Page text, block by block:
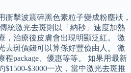
衝擊波震碎黑色素粒子變成粉塵狀，
統激光去斑則以「納秒」速度加熱
，治療後皮膚會出現明顯泛紅。 激
去斑價錢可以算係好豐儉由人。 激
程package、優惠等等。 如果用最新
$1500-$3000一次，當中激光去斑推